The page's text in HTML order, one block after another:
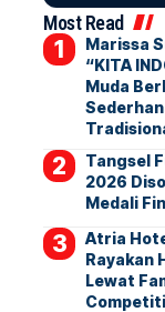
Most Read
Marissa
“KITA
Muda
Tangsel
2026
Medali
Atria
Rayakan
Lewat